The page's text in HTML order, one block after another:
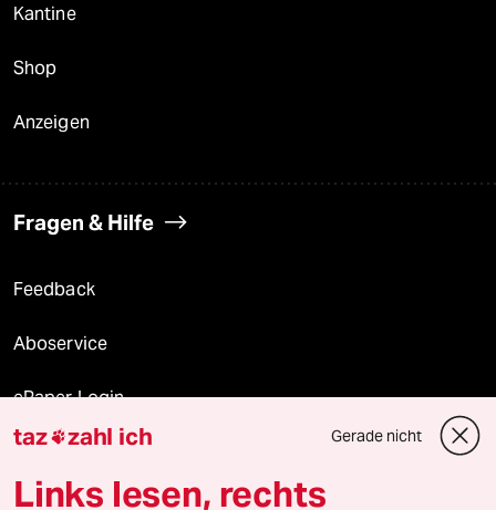
Kantine
Shop
Anzeigen
Fragen & Hilfe
Feedback
Aboservice
ePaper Login
Downloads für Abonnierende
taz zahl ich Gerade nicht
Links lesen, rechts